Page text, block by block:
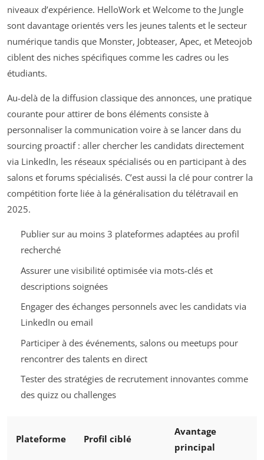
niveaux d’expérience. HelloWork et Welcome to the Jungle
sont davantage orientés vers les jeunes talents et le secteur
numérique tandis que Monster, Jobteaser, Apec, et Meteojob
ciblent des niches spécifiques comme les cadres ou les
étudiants.
Au-delà de la diffusion classique des annonces, une pratique
courante pour attirer de bons éléments consiste à
personnaliser la communication voire à se lancer dans du
sourcing proactif : aller chercher les candidats directement
via LinkedIn, les réseaux spécialisés ou en participant à des
salons et forums spécialisés. C’est aussi la clé pour contrer la
compétition forte liée à la généralisation du télétravail en
2025.
Publier sur au moins 3 plateformes adaptées au profil
recherché
Assurer une visibilité optimisée via mots-clés et
descriptions soignées
Engager des échanges personnels avec les candidats via
LinkedIn ou email
Participer à des événements, salons ou meetups pour
rencontrer des talents en direct
Tester des stratégies de recrutement innovantes comme
des quizz ou challenges
Plateforme Profil ciblé
Avantage
principal